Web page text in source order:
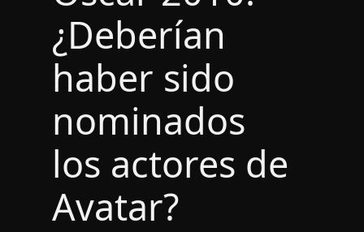
¿Deberí­an
haber sido
nominados
los actores de
Avatar?